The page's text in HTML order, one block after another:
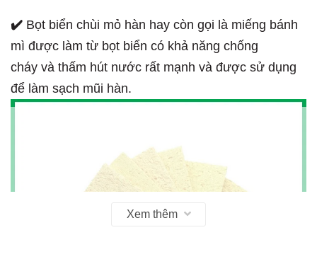
✔️ Bọt biển chùi mỏ hàn hay còn gọi là miếng bánh
mì được làm từ bọt biển có khả năng chống
cháy và thấm hút nước rất mạnh và được sử dụng
để làm sạch mũi hàn.
Xem thêm